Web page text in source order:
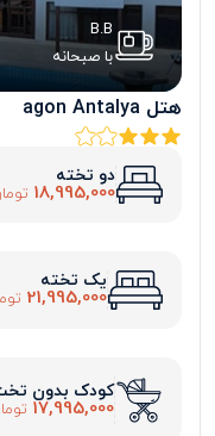
B.B
با صبحانه
هتل agon Antalya
دو تخته
18,995,000
یک تخته
21,995,000
کودک بدون
17,995,000